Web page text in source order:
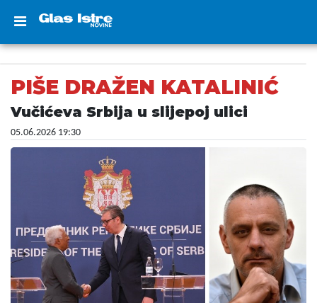
PIŠE DRAŽEN KATALINIĆ
Vučićeva Srbija u slijepoj ulici
05.06.2026 19:30